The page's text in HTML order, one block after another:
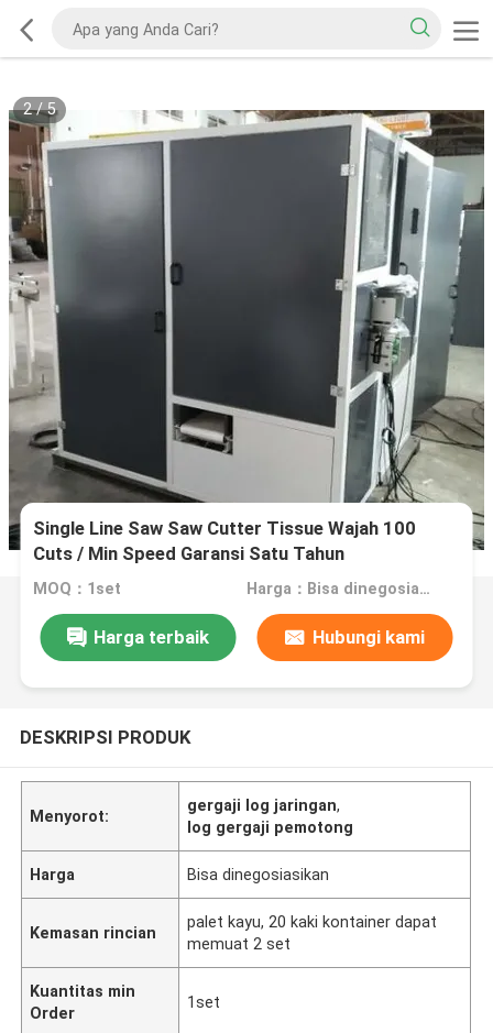
2/5
Single Line Saw Saw Cutter Tissue Wajah 100
Cuts / Min Speed ​​Garansi Satu Tahun
MOQ：1set Harga：Bisa dinegosiasikan
Harga terbaik Hubungi kami
DESKRIPSI PRODUK
Menyorot:
gergaji log jaringan,
log gergaji pemotong
Harga Bisa dinegosiasikan
Kemasan rincian
palet kayu, 20 kaki kontainer dapat
memuat 2 set
Kuantitas min
Order
1set